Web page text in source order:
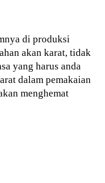
di produksi
akan karat, tidak
yang harus anda
dalam pemakaian
menghemat